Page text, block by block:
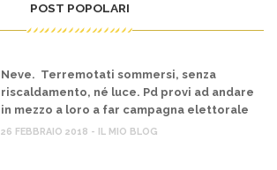
POST POPOLARI
Neve. Terremotati sommersi, senza
riscaldamento, né luce. Pd provi ad andare
in mezzo a loro a far campagna elettorale
26 FEBBRAIO 2018 - IL MIO BLOG